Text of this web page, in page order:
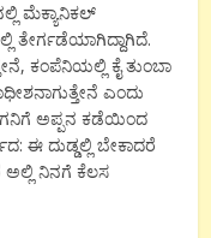
ಮೆಕ್ಯಾನಿಕಲ್
ತೇರ್ಗಡೆಯಾಗಿದ್ದಾಗಿದೆ.
ಕಂಪೆನಿಯಲ್ಲಿ ಕೈ ತುಂಬಾ
ಎಂದು
ಅಪ್ಪನ ಕಡೆಯಿಂದ
ಈ ದುಡ್ಡಲ್ಲಿ ಬೇಕಾದರೆ
ಅಲ್ಲಿ ನಿನಗೆ ಕೆಲಸ